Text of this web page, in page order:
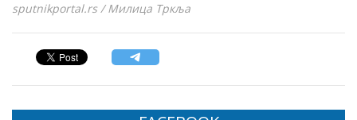
sputnikportal.rs / Милица Тркља